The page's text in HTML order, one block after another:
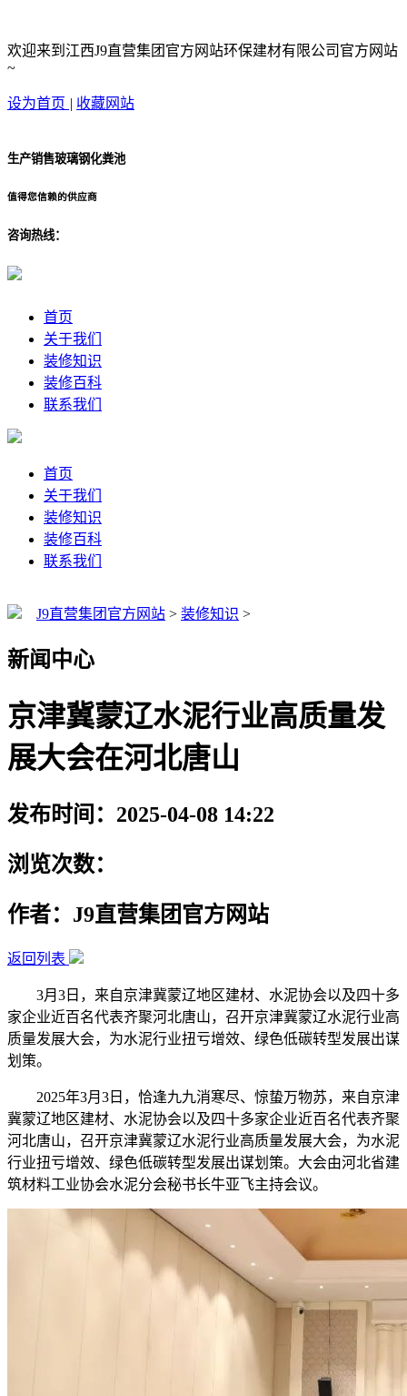
欢迎来到江西J9直营集团官方网站环保建材有限公司官方网站
~
设为首页 | 收藏网站
生产销售玻璃钢化粪池
值得您信赖的供应商
咨询热线：
首页
关于我们
装修知识
装修百科
联系我们
首页
关于我们
装修知识
装修百科
联系我们
J9直营集团官方网站 > 装修知识 >
新闻中心
京津冀蒙辽水泥行业高质量发
展大会在河北唐山
发布时间：2025-04-08 14:22
浏览次数：
作者：J9直营集团官方网站
返回列表
3月3日，来自京津冀蒙辽地区建材、水泥协会以及四十多
家企业近百名代表齐聚河北唐山，召开京津冀蒙辽水泥行业高
质量发展大会，为水泥行业扭亏增效、绿色低碳转型发展出谋
划策。
2025年3月3日，恰逢九九消寒尽、惊蛰万物苏，来自京津
冀蒙辽地区建材、水泥协会以及四十多家企业近百名代表齐聚
河北唐山，召开京津冀蒙辽水泥行业高质量发展大会，为水泥
行业扭亏增效、绿色低碳转型发展出谋划策。大会由河北省建
筑材料工业协会水泥分会秘书长牛亚飞主持会议。